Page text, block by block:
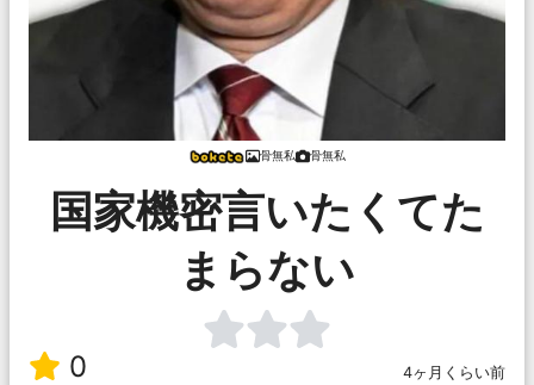
骨無私 骨無私
国家機密言いたくてた
まらない
0 4ヶ月くらい前